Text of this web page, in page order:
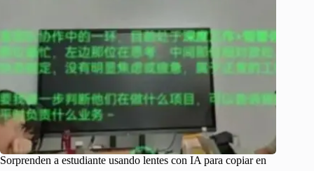
Sorprenden a estudiante usando lentes con IA para copiar en